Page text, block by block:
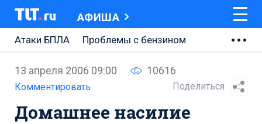
АФИША
Атаки БПЛА
Проблемы с бензином
Ремонт Центральной площади
Ремонт Обводного шоссе
13 апреля 2006 09:00 10616
Комментировать Поделиться
Домашнее насилие